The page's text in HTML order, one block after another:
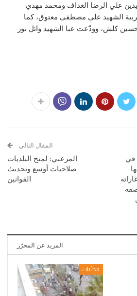
علي الرضا الغداف ومحمد مهدي
الشهيد علي مصطفى معتوق، كما
كلش، وودّعت عبا الشهيد وائل نور
في
المقال التالي
المرعبي: لمنح البلديات
صلاحيات أوسع وتحديث
القوانين
المزيد عن المحرّر
محلّيات